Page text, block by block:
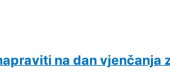
na dan vjenčanja